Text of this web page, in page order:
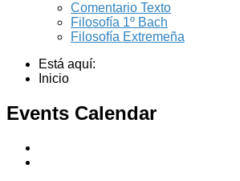
Comentario Texto
Filosofía 1º Bach
Filosofía Extremeña
Está aquí:
Inicio
Events Calendar